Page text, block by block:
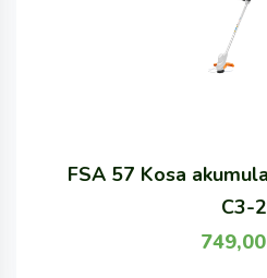
FSA 57 Kosa
C3-2
749,00